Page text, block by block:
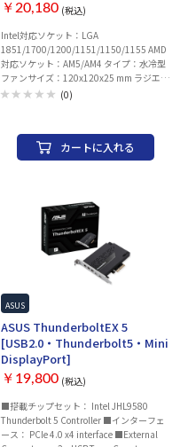
￥20,180 (税込)
Intel対応ソケット：LGA
1851/1700/1200/1151/1150/1155 AMD
対応ソケット：AM5/AM4 タイプ：水冷型
ファンサイズ：120x120x25 mm ラジエー
ターサイズ：402x120x27 mm 最大ファン
ープロファイル対応： LEDライティング
対応：○ PWM：○ コネクタ：4pin 材質：
ラジエーター：アルミニウム
(0)
カートに入れる
ASUS
ASUS ThunderboltEX 5
[USB2.0・Thunderbolt5・Mini
DisplayPort]
￥19,800 (税込)
■搭載チップセット： Intel JHL9580
Thunderbolt 5 Controller ■インターフェ
ース： PCIe 4.0 x4 interface ■External